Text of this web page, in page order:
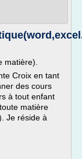
matière).
Croix en tant
des cours
à tout enfant
matière
Je réside à